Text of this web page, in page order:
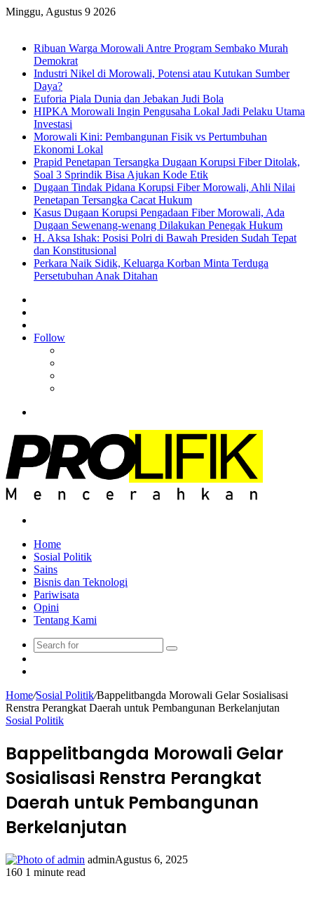
Minggu, Agustus 9 2026
Ribuan Warga Morowali Antre Program Sembako Murah
Demokrat
Industri Nikel di Morowali, Potensi atau Kutukan Sumber
Daya?
Euforia Piala Dunia dan Jebakan Judi Bola
HIPKA Morowali Ingin Pengusaha Lokal Jadi Pelaku Utama
Investasi
Morowali Kini: Pembangunan Fisik vs Pertumbuhan
Ekonomi Lokal
Prapid Penetapan Tersangka Dugaan Korupsi Fiber Ditolak,
Soal 3 Sprindik Bisa Ajukan Kode Etik
Dugaan Tindak Pidana Korupsi Fiber Morowali, Ahli Nilai
Penetapan Tersangka Cacat Hukum
Kasus Dugaan Korupsi Pengadaan Fiber Morowali, Ada
Dugaan Sewenang-wenang Dilakukan Penegak Hukum
H. Aksa Ishak: Posisi Polri di Bawah Presiden Sudah Tepat
dan Konstitusional
Perkara Naik Sidik, Keluarga Korban Minta Terduga
Persetubuhan Anak Ditahan
In
Follow
Home
Sosial Politik
Sains
Bisnis dan Teknologi
Pariwisata
Opini
Tentang Kami
Search
Home/Sosial Politik/Bappelitbangda Morowali Gelar Sosialisasi
Renstra Perangkat Daerah untuk Pembangunan Berkelanjutan
Sosial Politik
Bappelitbangda Morowali Gelar
Sosialisasi Renstra Perangkat
Daerah untuk Pembangunan
Berkelanjutan
adminAgustus 6, 2025
160 1 minute read